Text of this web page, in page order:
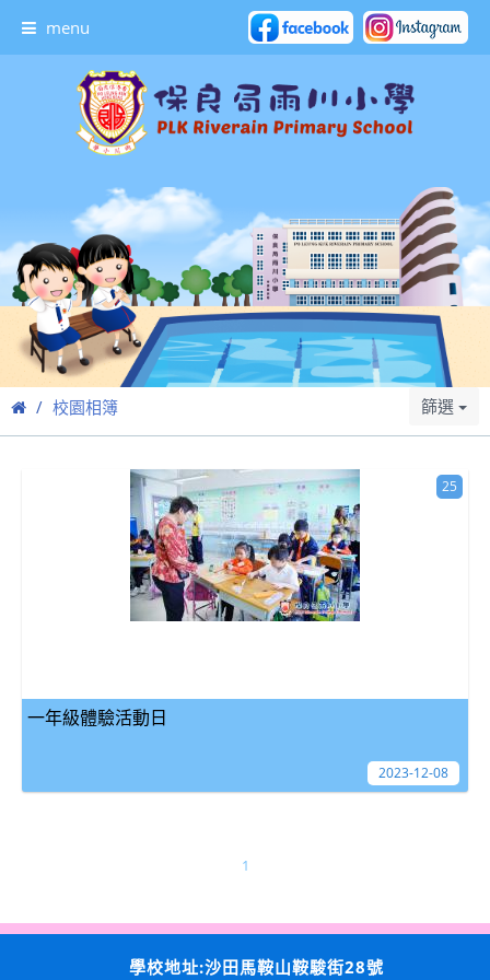
menu
校園相簿 篩選
一年級體驗活動日
25
2023-12-08
1
學校地址:沙田馬鞍山鞍駿街28號